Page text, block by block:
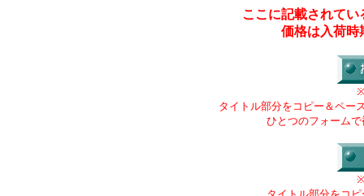
ここに記載されて
価格は入荷時
タイトル部分をコピー＆ペー
ひとつのフォーム